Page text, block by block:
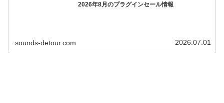
2026年8月のプラグインセール情報
sounds-detour.com 2026.07.01